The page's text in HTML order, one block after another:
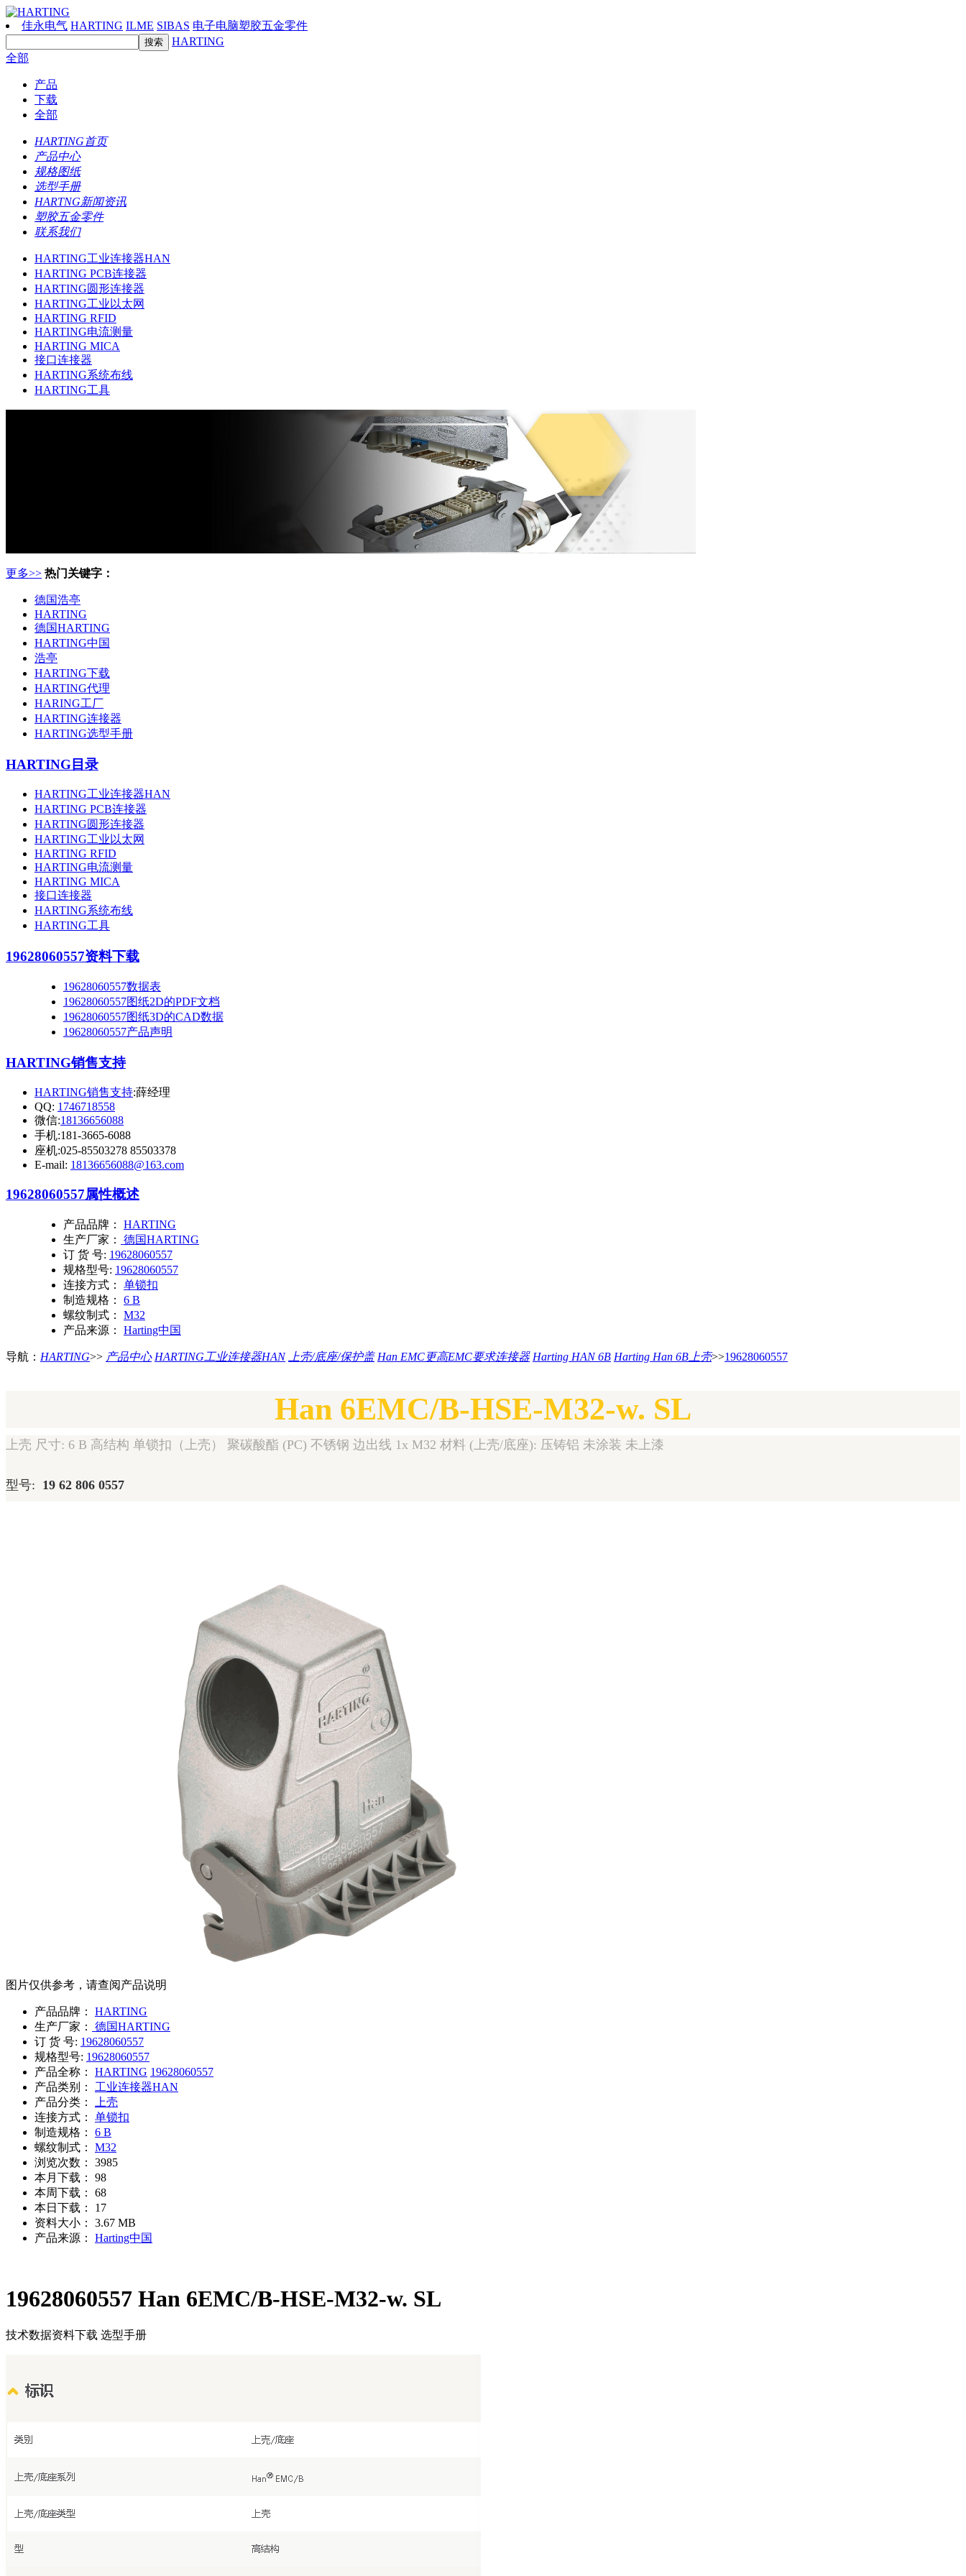
佳永电气 HARTING ILME SIBAS 电子电脑塑胶五金零件
HARTING
全部
产品
下载
全部
HARTING首页
产品中心
规格图纸
选型手册
HARTNG新闻资讯
塑胶五金零件
联系我们
HARTING工业连接器HAN
HARTING PCB连接器
HARTING圆形连接器
HARTING工业以太网
HARTING RFID
HARTING电流测量
HARTING MICA
接口连接器
HARTING系统布线
HARTING工具
更多>> 热门关键字：
德国浩亭
HARTING
德国HARTING
HARTING中国
浩亭
HARTING下载
HARTING代理
HARING工厂
HARTING连接器
HARTING选型手册
HARTING目录
HARTING工业连接器HAN
HARTING PCB连接器
HARTING圆形连接器
HARTING工业以太网
HARTING RFID
HARTING电流测量
HARTING MICA
接口连接器
HARTING系统布线
HARTING工具
19628060557资料下载
19628060557数据表
19628060557图纸2D的PDF文档
19628060557图纸3D的CAD数据
19628060557产品声明
HARTING销售支持
HARTING销售支持:薛经理
QQ: 1746718558
微信:18136656088
手机:181-3665-6088
座机:025-85503278 85503378
E-mail: 18136656088@163.com
19628060557属性概述
产品品牌：
HARTING
生产厂家：
德国HARTING
订 货 号: 19628060557
规格型号: 19628060557
连接方式：
单锁扣
制造规格：
6 B
螺纹制式：
M32
产品来源：
Harting中国
导航： HARTING>> 产品中心 HARTING工业连接器HAN 上壳/底座/保护盖 Han EMC更高EMC要求连接器 Harting HAN 6B Harting Han 6B上壳>>19628060557
Han 6EMC/B-HSE-M32-w. SL
上壳 尺寸: 6 B 高结构 单锁扣（上壳） 聚碳酸酯 (PC) 不锈钢 边出线 1x M32 材料 (上壳/底座): 压铸铝 未涂装 未上漆
型号: 19 62 806 0557
图片仅供参考，请查阅产品说明
产品品牌：
HARTING
生产厂家：
德国HARTING
订 货 号: 19628060557
规格型号: 19628060557
产品全称：
HARTING 19628060557
产品类别：
工业连接器HAN
产品分类：
上壳
连接方式：
单锁扣
制造规格：
6 B
螺纹制式：
M32
浏览次数：
3985
本月下载：
98
本周下载：
68
本日下载：
17
资料大小：
3.67 MB
产品来源：
Harting中国
19628060557 Han 6EMC/B-HSE-M32-w. SL
技术数据资料下载 选型手册